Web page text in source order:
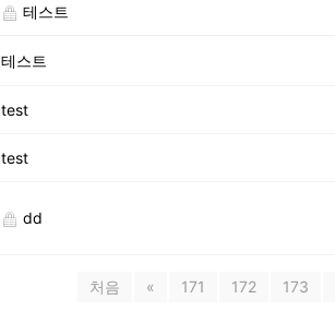
테스트
테스트
test
test
dd
처음 « 171 172 173